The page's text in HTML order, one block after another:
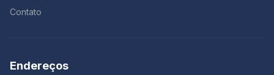
Contato
Endereços